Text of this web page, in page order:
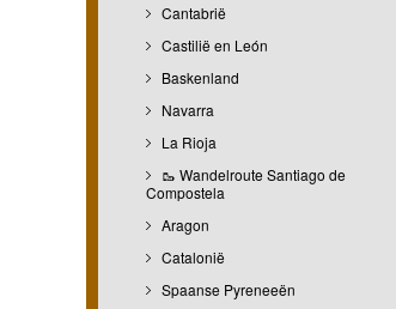
Cantabrië
Castilië en León
Baskenland
Navarra
La Rioja
🥾 Wandelroute Santiago de
Compostela
Aragon
Catalonië
Spaanse Pyreneeën